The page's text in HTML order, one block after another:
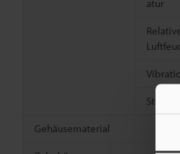
atur
Gehäusematerial